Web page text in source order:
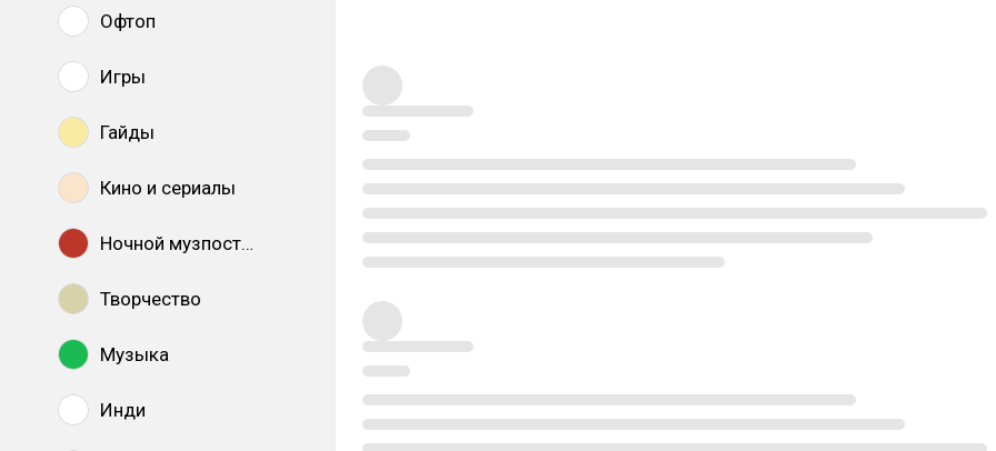
Офтоп
Игры
Гайды
Кино и сериалы
Ночной музпостинг
Творчество
Музыка
Инди